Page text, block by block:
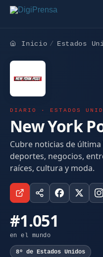
Inicio Estados
DIARIO · ESTADOS
New York
Cubre noticias de
deportes, negocios,
raíces, cultura y moda.
#1.051
en el mundo
8º de Estados Unidos